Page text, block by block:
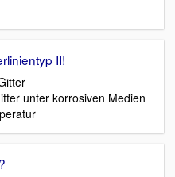
II!
unter korrosiven Medien